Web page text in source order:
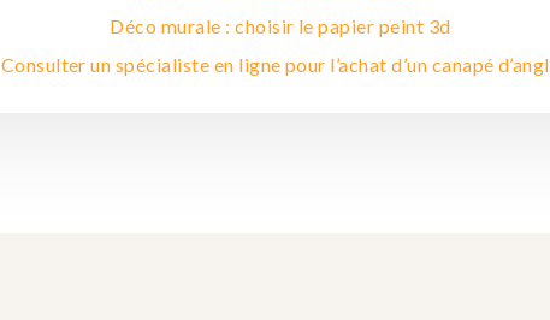
Déco murale : choisir le papier peint 3d
Consulter un spécialiste en ligne pour l’achat d’un canapé